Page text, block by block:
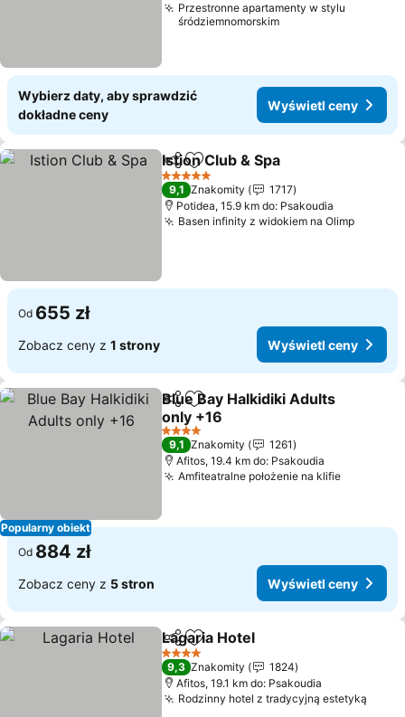
Przestronne apartamenty w stylu
śródziemnomorskim
Wybierz daty, aby sprawdzić
dokładne ceny
Wyświetl ceny
Udostępnij
Dodaj do ulubionych
Istion Club & Spa
5 Kategoria
9,1 Znakomity
1717
Potidea, 15.9 km do: Psakoudia
Basen infinity z widokiem na Olimp
Od 655 zł
Zobacz ceny z 1 strony Wyświetl ceny
Popularny obiekt
Udostępnij
Dodaj do ulubionych
Blue Bay Halkidiki Adults
only +16
4 Kategoria
9,1 Znakomity
1261
Afitos, 19.4 km do: Psakoudia
Amfiteatralne położenie na klifie
Od 884 zł
Zobacz ceny z 5 stron Wyświetl ceny
Udostępnij
Dodaj do ulubionych
Lagaria Hotel
4 Kategoria
9,3 Znakomity
1824
Afitos, 19.1 km do: Psakoudia
Rodzinny hotel z tradycyjną estetyką